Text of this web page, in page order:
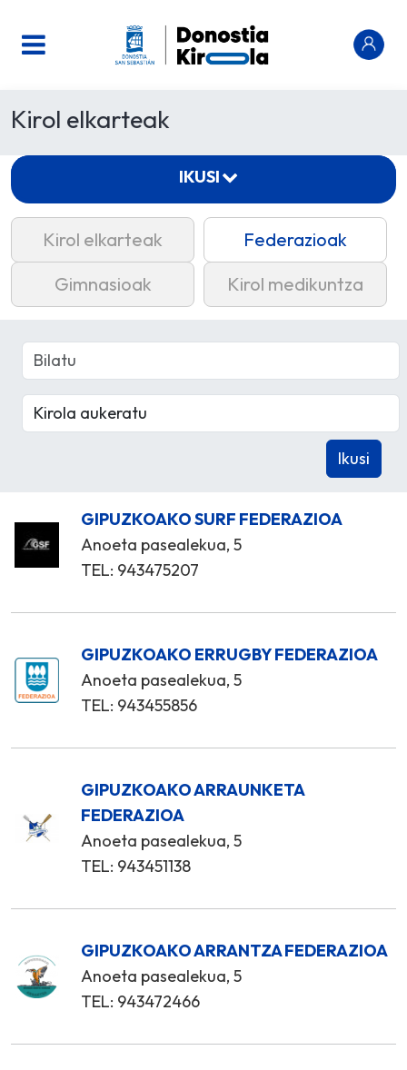
Kirol elkarteak
Kirol elkarteak
Federazioak
Gimnasioak
Kirol medikuntza
GIPUZKOAKO SURF FEDERAZIOA
Anoeta pasealekua, 5
TEL: 943475207
GIPUZKOAKO ERRUGBY FEDERAZIOA
Anoeta pasealekua, 5
TEL: 943455856
GIPUZKOAKO ARRAUNKETA
FEDERAZIOA
Anoeta pasealekua, 5
TEL: 943451138
GIPUZKOAKO ARRANTZA FEDERAZIOA
Anoeta pasealekua, 5
TEL: 943472466
IKUSI